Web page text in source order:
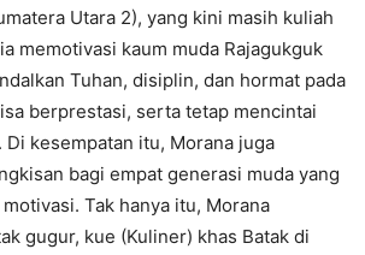
Utara 2), yang kini masih kuliah
memotivasi kaum muda Rajagukguk
Tuhan, disiplin, dan hormat pada
berprestasi, serta tetap mencintai
Di kesempatan itu, Morana juga
bagi empat generasi muda yang
Tak hanya itu, Morana
gugur, kue (Kuliner) khas Batak di